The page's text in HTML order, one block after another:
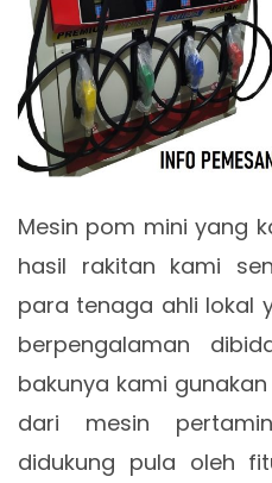
Mesin pom mini yang
hasil rakitan kami
para tenaga ahli lokal
berpengalaman
bakunya kami
dari mesin
didukung pula oleh